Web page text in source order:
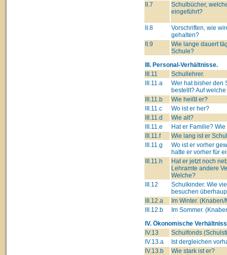
II.7
Schulbücher,
eingeführt?
II.8
Vorschriften, wie
gehalten?
II.9
Wie lange dauert
Schule?
III. Personal-Verhältnisse.
III.11
Schullehrer.
III.11.a
Wer hat bisher den
bestellt? Auf
III.11.b
Wie heißt er?
III.11.c
Wo ist er her?
III.11.d
Wie alt?
III.11.e
Hat er Familie?
III.11.f
Wie lang ist er
III.11.g
Wo ist er vorher
hatte er vorher für
III.11.h
Hat er jetzt noch
Lehramte andere
Welche?
III.12
Schulkinder. Wie
besuchen
III.12.a
Im Winter.
III.12.b
Im Sommer.
IV. Ökonomische
IV.13
Schulfonds
IV.13.a
Ist dergleichen
IV.13.b
Wie stark ist er?